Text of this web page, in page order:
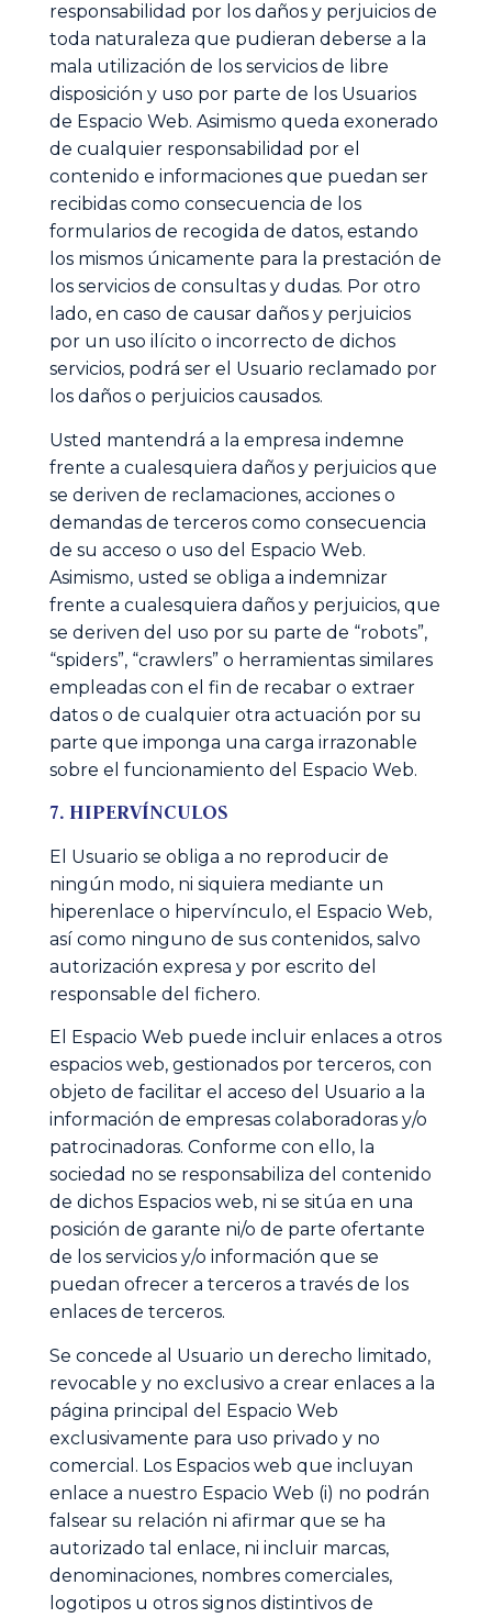
responsabilidad por los daños y perjuicios de
toda naturaleza que pudieran deberse a la
mala utilización de los servicios de libre
disposición y uso por parte de los Usuarios
de Espacio Web. Asimismo queda exonerado
de cualquier responsabilidad por el
contenido e informaciones que puedan ser
recibidas como consecuencia de los
formularios de recogida de datos, estando
los mismos únicamente para la prestación de
los servicios de consultas y dudas. Por otro
lado, en caso de causar daños y perjuicios
por un uso ilícito o incorrecto de dichos
servicios, podrá ser el Usuario reclamado por
los daños o perjuicios causados.
Usted mantendrá a la empresa indemne
frente a cualesquiera daños y perjuicios que
se deriven de reclamaciones, acciones o
demandas de terceros como consecuencia
de su acceso o uso del Espacio Web.
Asimismo, usted se obliga a indemnizar
frente a cualesquiera daños y perjuicios, que
se deriven del uso por su parte de “robots”,
“spiders”, “crawlers” o herramientas similares
empleadas con el fin de recabar o extraer
datos o de cualquier otra actuación por su
parte que imponga una carga irrazonable
sobre el funcionamiento del Espacio Web.
7. HIPERVÍNCULOS
El Usuario se obliga a no reproducir de
ningún modo, ni siquiera mediante un
hiperenlace o hipervínculo, el Espacio Web,
así como ninguno de sus contenidos, salvo
autorización expresa y por escrito del
responsable del fichero.
El Espacio Web puede incluir enlaces a otros
espacios web, gestionados por terceros, con
objeto de facilitar el acceso del Usuario a la
información de empresas colaboradoras y/o
patrocinadoras. Conforme con ello, la
sociedad no se responsabiliza del contenido
de dichos Espacios web, ni se sitúa en una
posición de garante ni/o de parte ofertante
de los servicios y/o información que se
puedan ofrecer a terceros a través de los
enlaces de terceros.
Se concede al Usuario un derecho limitado,
revocable y no exclusivo a crear enlaces a la
página principal del Espacio Web
exclusivamente para uso privado y no
comercial. Los Espacios web que incluyan
enlace a nuestro Espacio Web (i) no podrán
falsear su relación ni afirmar que se ha
autorizado tal enlace, ni incluir marcas,
denominaciones, nombres comerciales,
logotipos u otros signos distintivos de